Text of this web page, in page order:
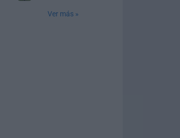
Ver más »